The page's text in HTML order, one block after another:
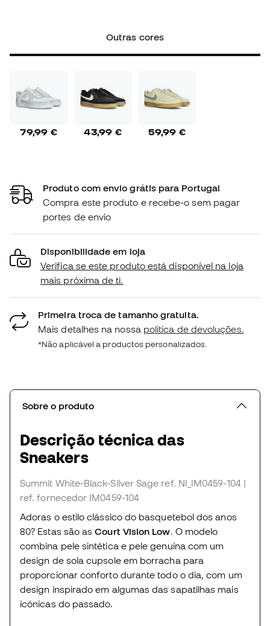
Outras cores
79,99 € 43,99 € 59,99 €
Produto com envio grátis para Portugal
Compra este produto e recebe-o sem pagar
portes de envio
Disponibilidade em loja
Verifica se este produto está disponível na loja
mais próxima de ti.
Primeira troca de tamanho gratuita.
Mais detalhes na nossa política de devoluções.
*Não aplicável a productos personalizados.
Sobre o produto
Descrição técnica das
Sneakers
Summit White-Black-Silver Sage ref. NI_IM0459-104 |
ref. fornecedor IM0459-104
Adoras o estilo clássico do basquetebol dos anos
80? Estas são asCourt Vision Low . O modelo
combina pele sintética e pele genuína com um
design de sola cupsole em borracha para
proporcionar conforto durante todo o dia, com um
design inspirado em algumas das sapatilhas mais
icónicas do passado.